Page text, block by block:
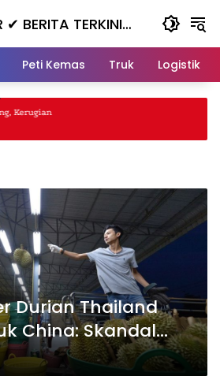
✔ BERITA TERKINI
HARI INI
Peti Kemas Truk Logistik
Durian Thailand
China: Skandal
yang